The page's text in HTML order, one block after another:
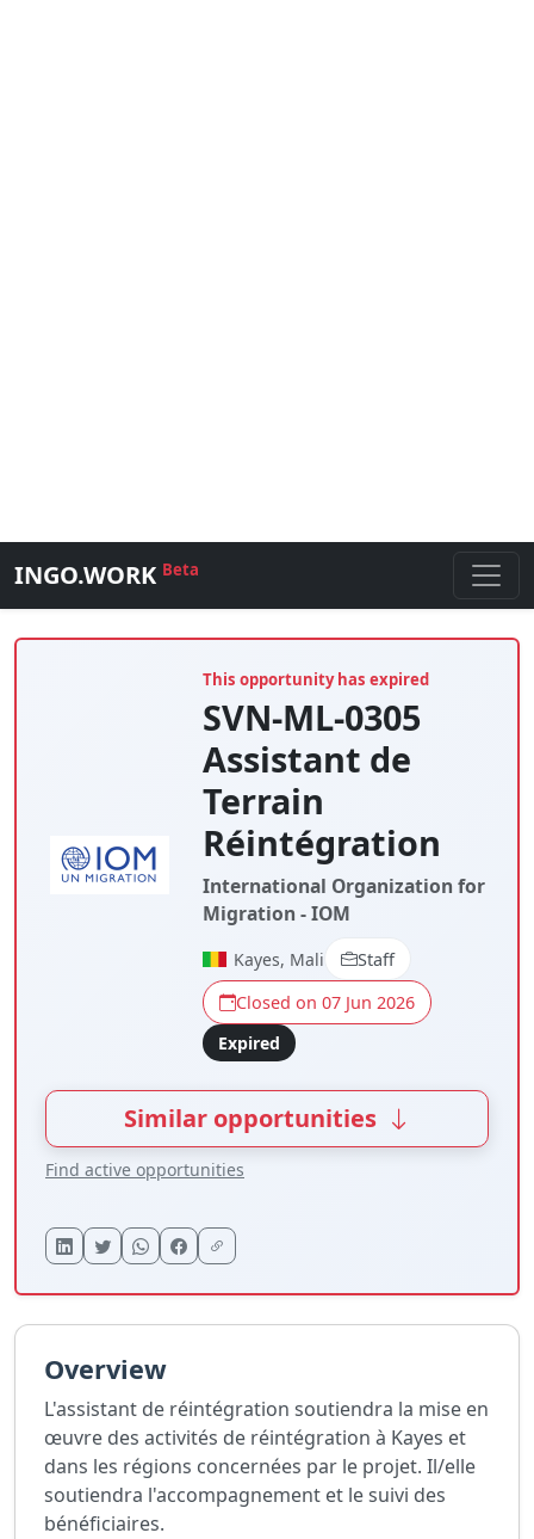
INGO.WORK Beta
This opportunity has expired
SVN-ML-0305
Assistant de
Terrain
Réintégration
International Organization for
Migration - IOM
Kayes, Mali
Staff
Closed on 07 Jun 2026
Expired
Similar opportunities
Find active opportunities
Overview
L'assistant de réintégration soutiendra la mise en
œuvre des activités de réintégration à Kayes et
dans les régions concernées par le projet. Il/elle
soutiendra l'accompagnement et le suivi des
bénéficiaires.